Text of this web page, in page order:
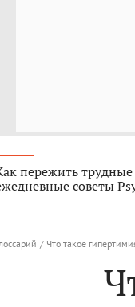
пережить
советы
/ Что такое